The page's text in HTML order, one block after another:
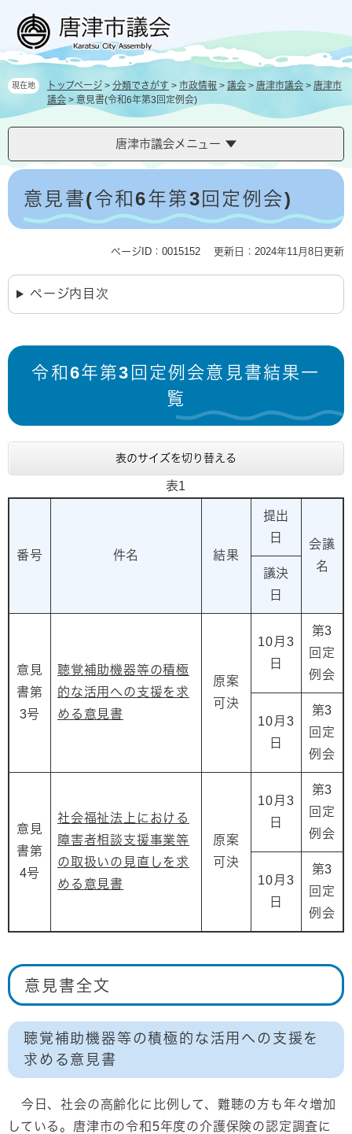
の
頭
ー
飛
本
文
現在地 トップページ > 分類でさがす > 市政情報 > 議会 > 唐津市議会 > 唐津市
議会 > 意見書(令和6年第3回定例会)
唐津市議会メニュー
本
意見書(令和6年第3回定例会)
ページID：0015152 更新日：2024年11月8日更新
ページ内目次
令和6年第3回定例会意見書結果一
覧
表のサイズを切り替える
表1
番号 件名 結果
提出
日
会議
名
議決
日
意見
書第
3号
聴覚補助機器等の積極
的な活用への支援を求
める意見書
原案
可決
10月3
日
第3
回定
例会
10月3
日
第3
回定
例会
意見
書第
4号
社会福祉法上における
障害者相談支援事業等
の取扱いの見直しを求
める意見書
原案
可決
10月3
日
第3
回定
例会
10月3
日
第3
回定
例会
意見書全文
聴覚補助機器等の積極的な活用への支援を
求める意見書
今日、社会の高齢化に比例して、難聴の方も年々増加
している。唐津市の令和5年度の介護保険の認定調査に